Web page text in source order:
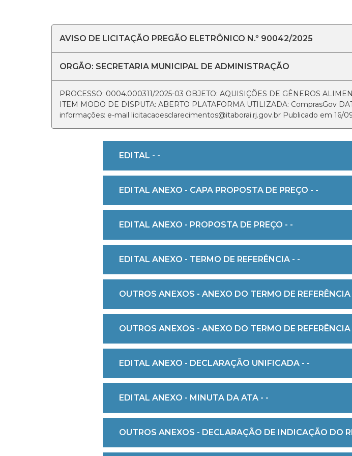
AVISO DE LICITAÇÃO PREGÃO ELETRÔNICO N.º 90042/2025
ORGÃO: SECRETARIA MUNICIPAL DE ADMINISTRAÇÃO
PROCESSO: 0004.000311/2025-03 OBJETO: AQUISIÇÕES DE GÊNEROS
ITEM MODO DE DISPUTA: ABERTO PLATAFORMA UTILIZADA: ComprasGov
informações: e-mail licitacaoesclarecimentos@itaborai.rj.gov.br Publicado em 16/
EDITAL - -
EDITAL ANEXO - CAPA PROPOSTA DE PREÇO - -
EDITAL ANEXO - PROPOSTA DE PREÇO - -
EDITAL ANEXO - TERMO DE REFERÊNCIA - -
OUTROS ANEXOS - ANEXO DO TERMO DE REFERÊNCIA
OUTROS ANEXOS - ANEXO DO TERMO DE REFERÊNCIA
EDITAL ANEXO - DECLARAÇÃO UNIFICADA - -
EDITAL ANEXO - MINUTA DA ATA - -
OUTROS ANEXOS - DECLARAÇÃO DE INDICAÇÃO DO